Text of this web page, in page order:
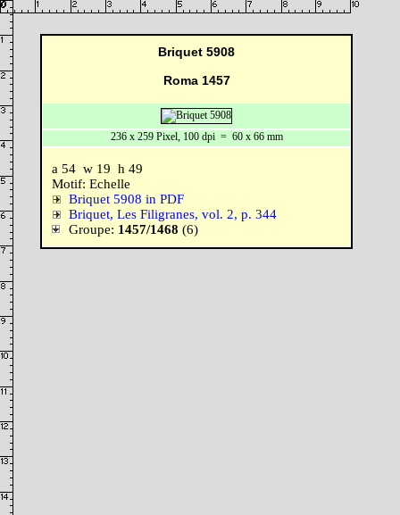
Briquet 5908
Roma 1457
a 54 w 19 h 49
Motif: Echelle
Briquet 5908 in PDF
Briquet, Les Filigranes, vol. 2, p. 344
Groupe: 1457/1468 (6)
236 x 259 Pixel, 100 dpi = 60 x 66 mm